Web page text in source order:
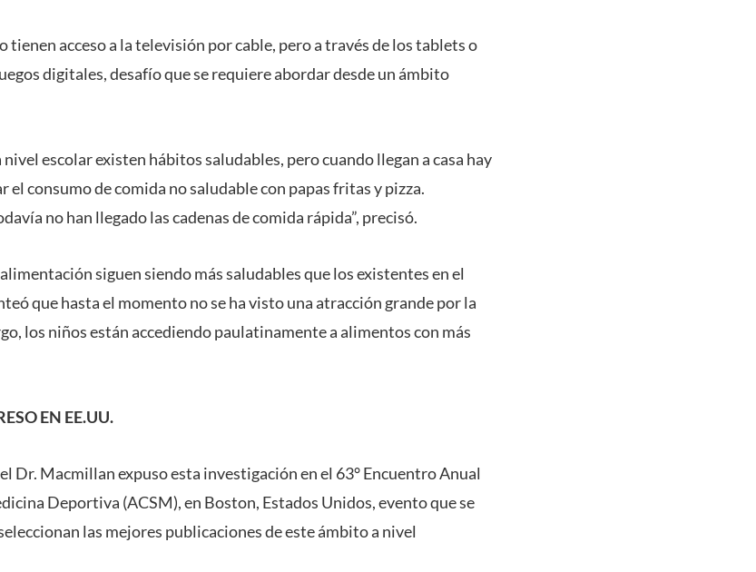
tienen acceso a la televisión por cable, pero a través de los tablets o
digitales, desafío que se requiere abordar desde un ámbito
nivel escolar existen hábitos saludables, pero cuando llegan a casa hay
el consumo de comida no saludable con papas fritas y pizza.
no han llegado las cadenas de comida rápida”, precisó.
siguen siendo más saludables que los existentes en el
que hasta el momento no se ha visto una atracción grande por la
los niños están accediendo paulatinamente a alimentos con más
EN EE.UU.
Dr. Macmillan expuso esta investigación en el 63° Encuentro Anual
Deportiva (ACSM), en Boston, Estados Unidos, evento que se
las mejores publicaciones de este ámbito a nivel